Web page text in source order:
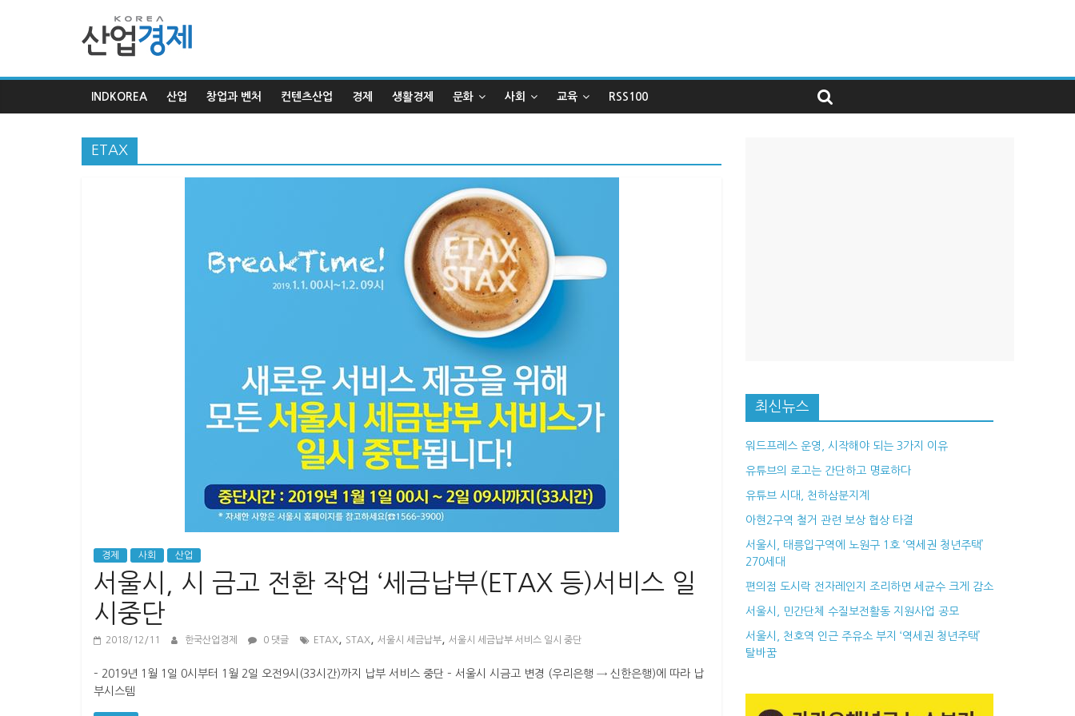
한
국
산
업
INDKOREA 산업 창업과 벤처 컨텐츠산업 경제 생활경제 문화 사회 교육 RSS100
ETAX
경제 사회 산업
서울시, 시 금고 전환 작업 ‘세금납부(ETAX 등)서비스 일
시중단
2018/12/11 한국산업경제 0 댓글 ETAX STAX 서울시 세금납부 서울시 세금납부 서비스 일시 중단
– 2019년 1월 1일 0시부터 1월 2일 오전9시(33시간)까지 납부 서비스 중단 – 서울시 시금고 변경 (우리은행 → 신한은행)에 따라 납
부시스템
최신뉴스
워드프레스 운영, 시작해야 되는 3가지 이유
유튜브의 로고는 간단하고 명료하다
유튜브 시대, 천하삼분지계
아현2구역 철거 관련 보상 협상 타결
서울시, 태릉입구역에 노원구 1호 ‘역세권 청년주택’
270세대
편의점 도시락 전자레인지 조리하면 세균수 크게 감소
서울시, 민간단체 수질보전활동 지원사업 공모
서울시, 천호역 인근 주유소 부지 ‘역세권 청년주택’
탈바꿈